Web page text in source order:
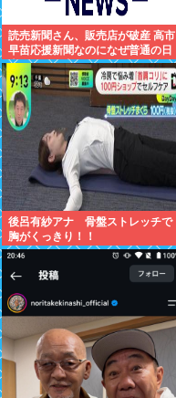
読売新聞さん、販売店が破産 高市
早苗応援新聞なのになぜ普通の日
本人は買い支えないの？
後呂有紗アナ 骨盤ストレッチで
胸がくっきり！！